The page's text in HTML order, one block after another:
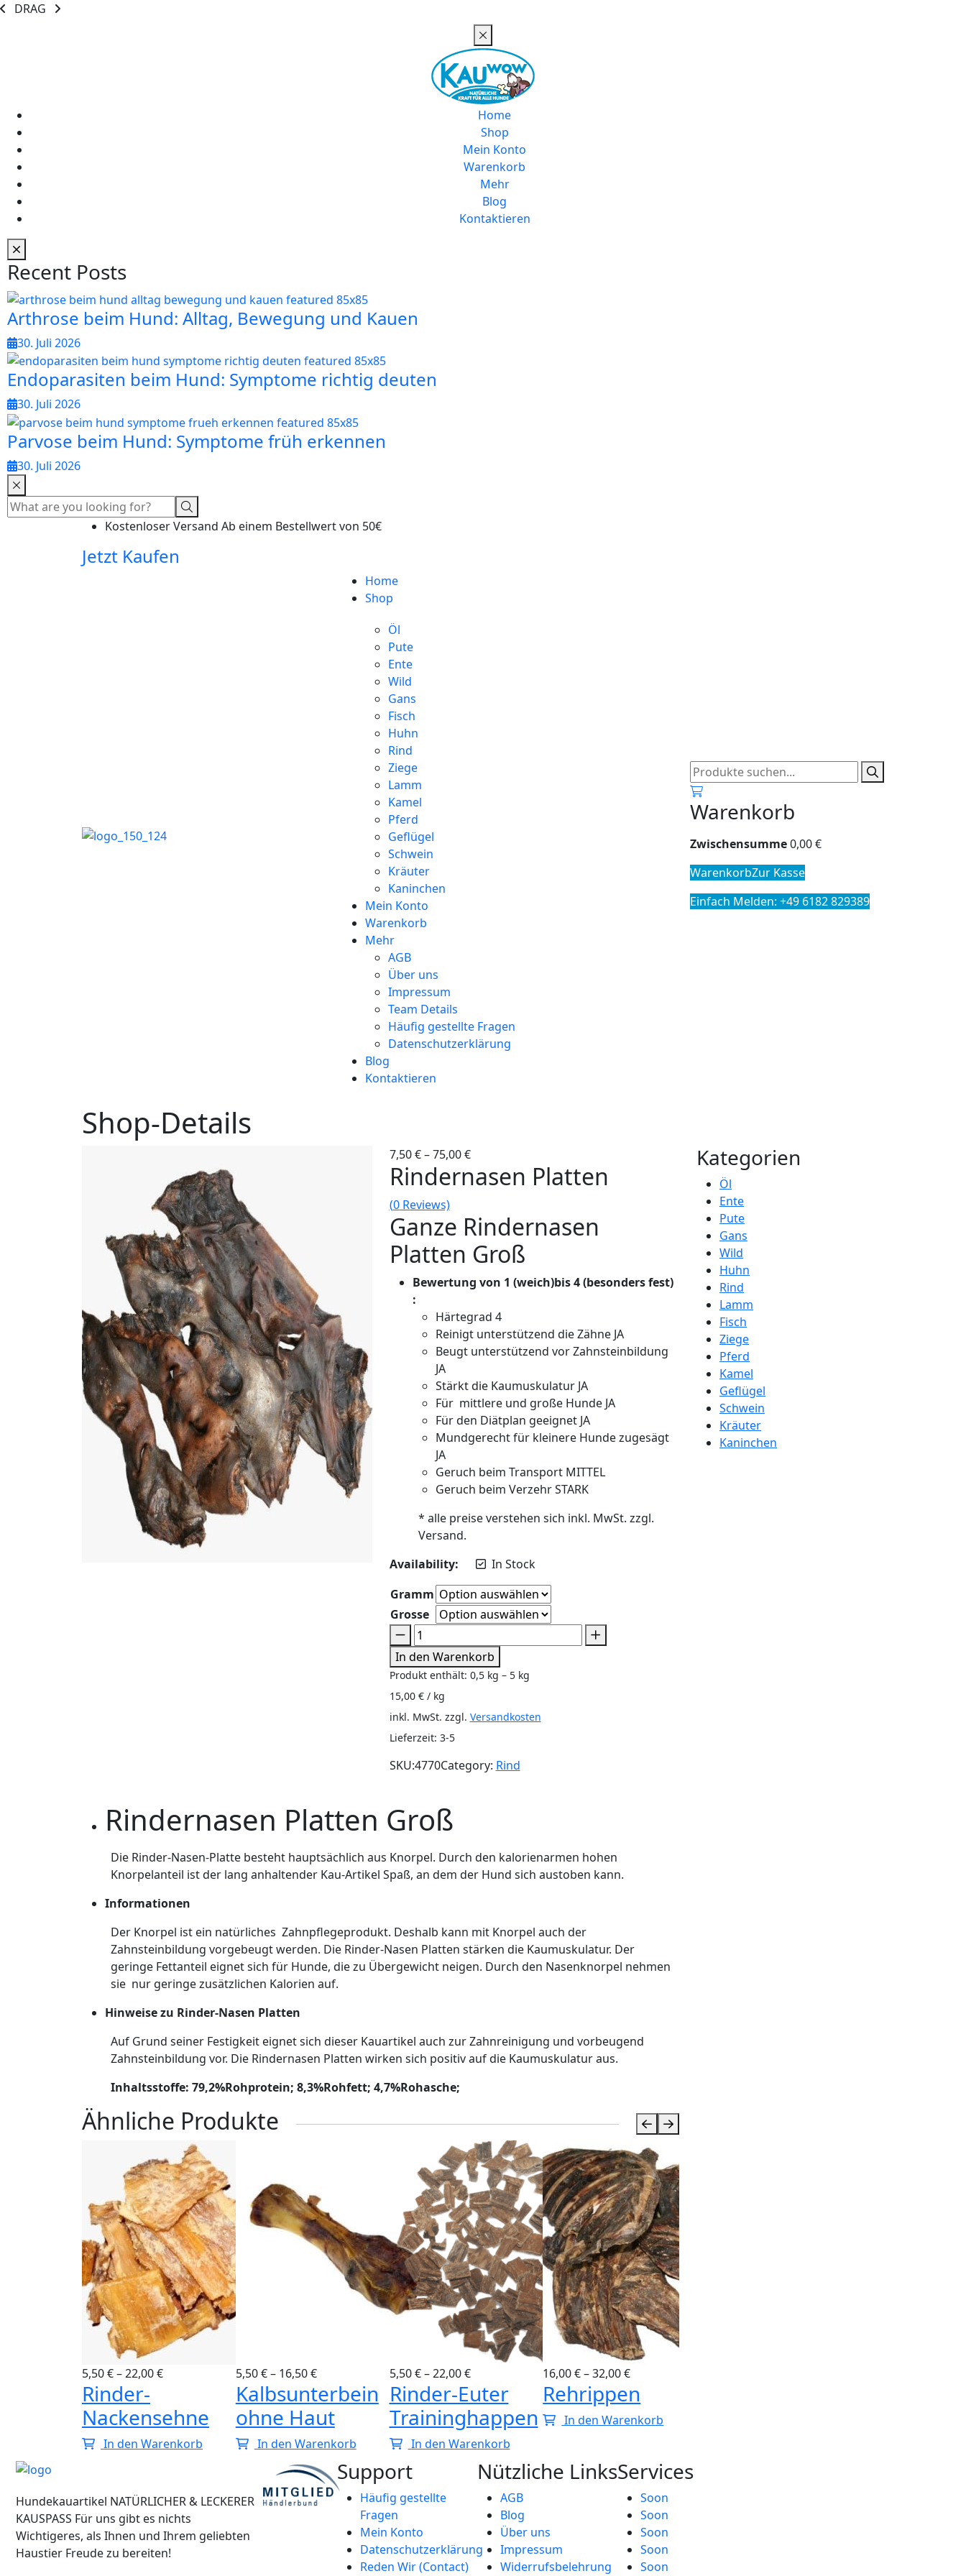
DRAG
Home
Shop
Mein Konto
Warenkorb
Mehr
Blog
Kontaktieren
Recent Posts
Arthrose beim Hund: Alltag, Bewegung und Kauen
30. Juli 2026
Endoparasiten beim Hund: Symptome richtig deuten
30. Juli 2026
Parvose beim Hund: Symptome früh erkennen
30. Juli 2026
Kostenloser Versand Ab einem Bestellwert von 50€
Jetzt Kaufen
Home
Shop
Öl
Pute
Ente
Wild
Gans
Fisch
Huhn
Rind
Ziege
Lamm
Kamel
Pferd
Geflügel
Schwein
Kräuter
Kaninchen
Mein Konto
Warenkorb
Mehr
AGB
Über uns
Impressum
Team Details
Häufig gestellte Fragen
Datenschutzerklärung
Blog
Kontaktieren
Warenkorb
Zwischensumme0,00€
WarenkorbZur Kasse
Einfach Melden: +49 6182 829389
Shop-Details
7,50€–75,00€
Rindernasen Platten
(0Reviews)
Ganze Rindernasen
Platten Groß
Bewertung von 1 (weich)bis 4 (besonders fest)
:
Härtegrad 4
Reinigt unterstützend die Zähne JA
Beugt unterstützend vor Zahnsteinbildung
JA
Stärkt die Kaumuskulatur JA
Für mittlere und große Hunde JA
Für den Diätplan geeignet JA
Mundgerecht für kleinere Hunde zugesägt
JA
Geruch beim Transport MITTEL
Geruch beim Verzehr STARK
* alle preise verstehen sich inkl. MwSt. zzgl.
Versand.
Availability:
In Stock
Gramm
Grosse
In den Warenkorb
Produkt enthält: 0,5 kg – 5 kg
15,00 €/ kg
inkl. MwSt. zzgl. Versandkosten
Lieferzeit: 3-5
SKU:4770Category: Rind
Rindernasen Platten Groß
Die Rinder-Nasen-Platte besteht hauptsächlich aus Knorpel. Durch den kalorienarmen hohen
Knorpelanteil ist der lang anhaltender Kau-Artikel Spaß, an dem der Hund sich austoben kann.
Informationen
Der Knorpel ist ein natürliches Zahnpflegeprodukt. Deshalb kann mit Knorpel auch der
Zahnsteinbildung vorgebeugt werden. Die Rinder-Nasen Platten stärken die Kaumuskulatur. Der
geringe Fettanteil eignet sich für Hunde, die zu Übergewicht neigen. Durch den Nasenknorpel nehmen
sie nur geringe zusätzlichen Kalorien auf.
Hinweise zu Rinder-Nasen Platten
Auf Grund seiner Festigkeit eignet sich dieser Kauartikel auch zur Zahnreinigung und vorbeugend
Zahnsteinbildung vor. Die Rindernasen Platten wirken sich positiv auf die Kaumuskulatur aus.
Inhaltsstoffe: 79,2%Rohprotein; 8,3%Rohfett; 4,7%Rohasche;
Ähnliche Produkte
5,50€–22,00€
Rinder-
Nackensehne
In den Warenkorb
5,50€– 16,50€
Kalbsunterbein
ohne Haut
In den Warenkorb
5,50€–22,00€
Rinder-Euter
Traininghappen
In den Warenkorb
16,00€–32,00€
Rehrippen
In den Warenkorb
Kategorien
Öl
Ente
Pute
Gans
Wild
Huhn
Rind
Lamm
Fisch
Ziege
Pferd
Kamel
Geflügel
Schwein
Kräuter
Kaninchen
Hundekauartikel NATÜRLICHER & LECKERER
KAUSPASS Für uns gibt es nichts
Wichtigeres, als Ihnen und Ihrem geliebten
Haustier Freude zu bereiten!
Support
Häufig gestellte
Fragen
Mein Konto
Datenschutzerklärung
Reden Wir (Contact)
Nützliche Links
AGB
Blog
Über uns
Impressum
Widerrufsbelehrung
Services
Soon
Soon
Soon
Soon
Soon